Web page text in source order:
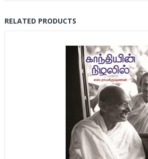
RELATED PRODUCTS